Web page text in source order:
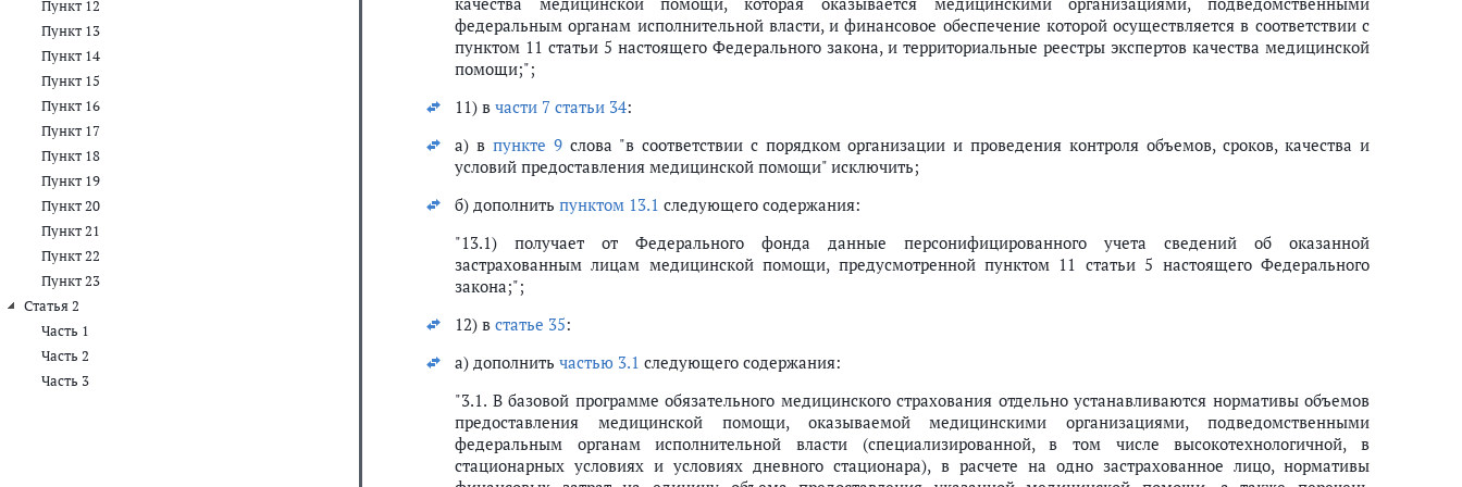
Пункт 12
Пункт 13
Пункт 14
Пункт 15
Пункт 16
Пункт 17
Пункт 18
Пункт 19
Пункт 20
Пункт 21
Пункт 22
Пункт 23
Статья 2
Часть 1
Часть 2
Часть 3
федеральным органам исполнительной власти, и финансовое обеспечение которой осуществляется в соответствии с
пунктом 11 статьи 5 настоящего Федерального закона, и территориальные реестры экспертов качества медицинской
помощи;";
11) в части 7 статьи 34:
а) в пункте 9слова "в соответствии с порядком организации и проведения контроля объемов, сроков, качества и
условий предоставления медицинской помощи" исключить;
б) дополнить пунктом 13.1 следующего содержания:
"13.1) получает от Федерального фонда данные персонифицированного учета сведений об оказанной
застрахованным лицам медицинской помощи, предусмотренной пунктом 11 статьи 5 настоящего Федерального
закона;";
12) в статье 35:
а) дополнить частью 3.1 следующего содержания:
"3.1. В базовой программе обязательного медицинского страхования отдельно устанавливаются нормативы объемов
предоставления медицинской помощи, оказываемой медицинскими организациями, подведомственными
федеральным органам исполнительной власти (специализированной, в том числе высокотехнологичной, в
стационарных условиях и условиях дневного стационара), в расчете на одно застрахованное лицо, нормативы